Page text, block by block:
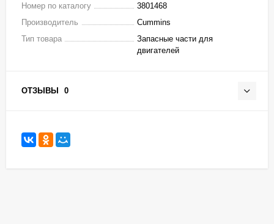
Номер по каталогу
3801468
Производитель
Cummins
Тип товара
Запасные части для
двигателей
ОТЗЫВЫ 0